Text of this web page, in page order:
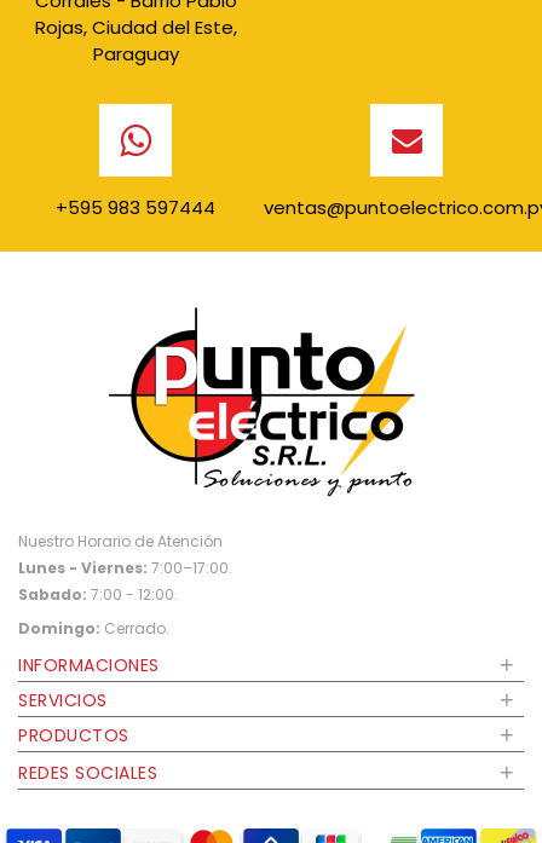
Rojas, Ciudad del Este,
Paraguay
+595 983 597444
Nuestro Horario de Atención
Lunes - Viernes: 7:00–17:00.
Sabado: 7:00 - 12:00.
Domingo: Cerrado.
INFORMACIONES +
SERVICIOS +
PRODUCTOS +
REDES SOCIALES +